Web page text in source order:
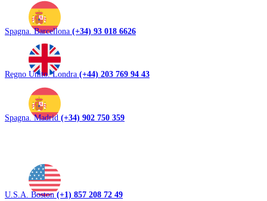
Spagna. Barcellona (+34) 93 018 6626
Regno Unito. Londra (+44) 203 769 94 43
Spagna. Madrid (+34) 902 750 359
U.S.A. Boston(+1) 857 208 72 49